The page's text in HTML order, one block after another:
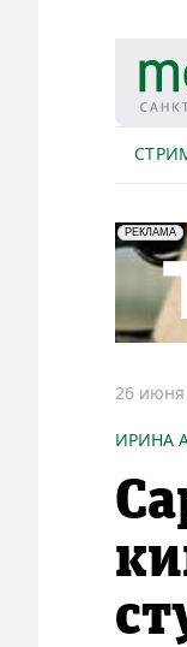
erid:
РЕКЛАМА
АО "ГАТР",
26 июня
ИРИНА